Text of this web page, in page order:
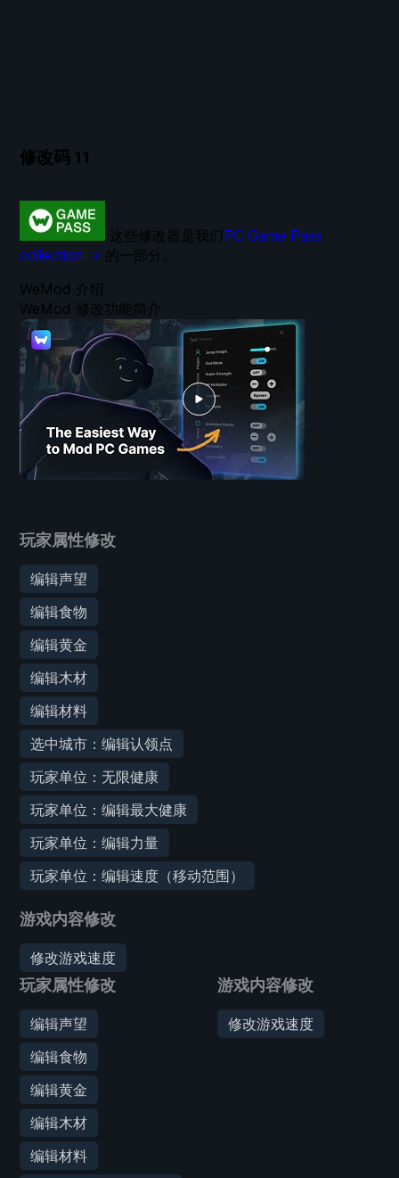
修改码 11
玩家属性修改
编辑声望
编辑食物
编辑黄金
编辑木材
编辑材料
选中城市：编辑认领点
玩家单位：无限健康
玩家单位：编辑最大健康
玩家单位：编辑力量
玩家单位：编辑速度（移动范围）
游戏内容修改
修改游戏速度
玩家属性修改
编辑声望
编辑食物
编辑黄金
编辑木材
编辑材料
游戏内容修改
修改游戏速度
WeMod 介绍
WeMod 修改功能简介
这些修改器是我们PC Game Pass
collection → 的一部分。